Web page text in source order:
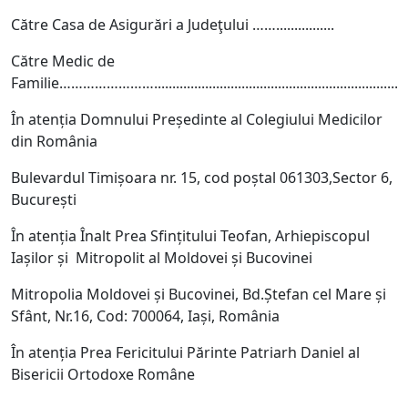
Către Casa de Asigurări a Judeţului ……................
Către Medic de
În atenția Domnului Președinte al Colegiului Medicilor
din România
Bulevardul Timișoara nr. 15, cod poștal 061303,Sector 6,
București
În atenția Înalt Prea Sfințitului Teofan, Arhiepiscopul
Iașilor și Mitropolit al Moldovei și Bucovinei
Mitropolia Moldovei și Bucovinei, Bd.Ștefan cel Mare și
Sfânt, Nr.16, Cod: 700064, Iași, România
În atenția Prea Fericitului Părinte Patriarh Daniel al
Bisericii Ortodoxe Române